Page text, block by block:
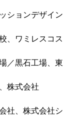
ションデザイン
、ワミレスコス
／黒石工場、東
株式会社
社、株式会社シ